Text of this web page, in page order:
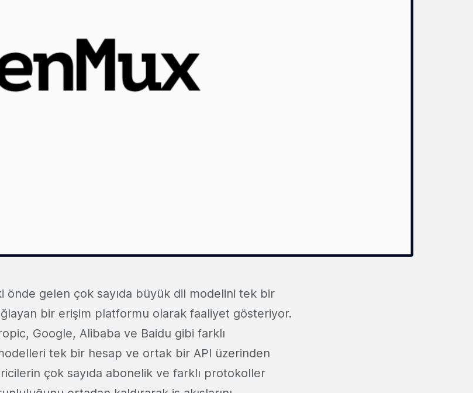
önde gelen çok sayıda büyük dil modelini tek bir
bir erişim platformu olarak faaliyet gösteriyor.
Google, Alibaba ve Baidu gibi farklı
tek bir hesap ve ortak bir API üzerinden
çok sayıda abonelik ve farklı protokoller